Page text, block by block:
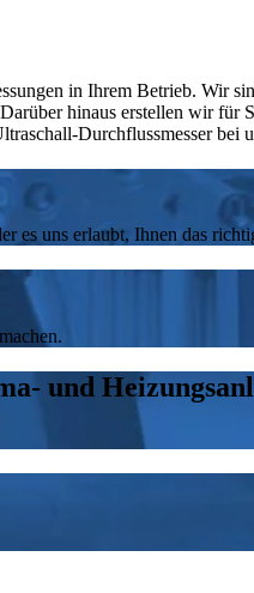
in Ihrem Betrieb. Wir
hinaus erstellen wir für
Durchflussmesser bei
uns erlaubt, Ihnen das
und